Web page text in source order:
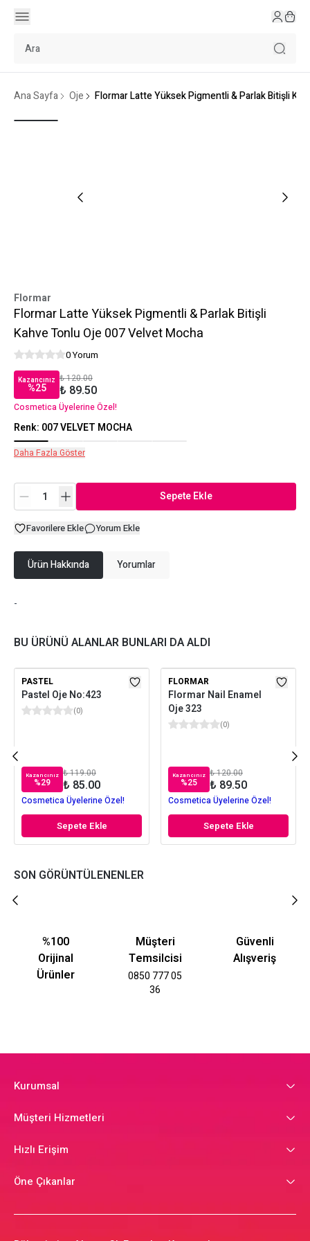
Ana Sayfa Oje Flormar Latte Yüksek Pigmentli & Parlak Bitişli
Flormar
Flormar Latte Yüksek Pigmentli & Parlak Bitişli
Kahve Tonlu Oje 007 Velvet Mocha
0 Yorum
Kazancınız
%25
₺ 120.00
₺ 89.50
Cosmetica Üyelerine Özel!
Renk: 007 VELVET MOCHA
Daha Fazla Göster
Sepete Ekle
Favorilere Ekle Yorum Ekle
Ürün Hakkında Yorumlar
-
BU ÜRÜNÜ ALANLAR BUNLARI DA ALDI
PASTEL
Pastel Oje No:423
(0)
Kazancınız
%29
₺ 119.00
₺ 85.00
Cosmetica Üyelerine Özel!
Sepete Ekle
FLORMAR
Flormar Nail Enamel
Oje 323
(0)
Kazancınız
%25
₺ 120.00
₺ 89.50
Cosmetica Üyelerine Özel!
Sepete Ekle
SON GÖRÜNTÜLENENLER
%100
Orijinal
Ürünler
Müşteri
Temsilcisi
0850 777 05
36
Güvenli
Alışveriş
Kurumsal
Müşteri Hizmetleri
Hızlı Erişim
Öne Çıkanlar